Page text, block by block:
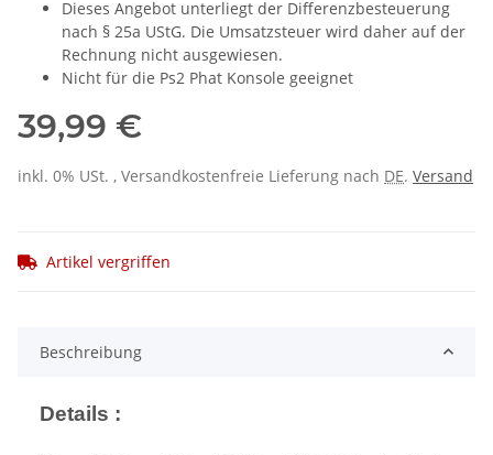
Dieses Angebot unterliegt der Differenzbesteuerung
nach § 25a UStG. Die Umsatzsteuer wird daher auf der
Rechnung nicht ausgewiesen.
Nicht für die Ps2 Phat Konsole geeignet
39,99 €
inkl. 0% USt. , Versandkostenfreie Lieferung nach DE. Versand
Artikel vergriffen
Beschreibung
Details :